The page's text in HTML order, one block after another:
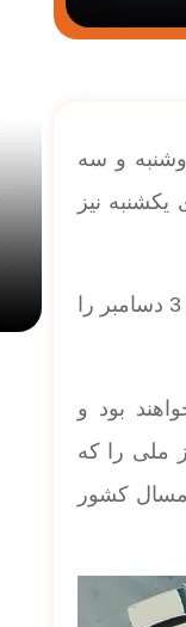
و سه
یکشنبه نیز
بیشتر ساکنان امسال به مناسبت عید الاتحاد تعطیلات چهار روزه خواهند داشت. مقامات دولتی پیش‌تر 2 و 3 دسامبر را
تاریخ 2 و 3 دسامبر تعطیل خواهند بود و
امارات هر سال در تاریخ 2 دسامبر روز ملی را که
در سال 1971 جشن می‌گیرد. امسال کشور